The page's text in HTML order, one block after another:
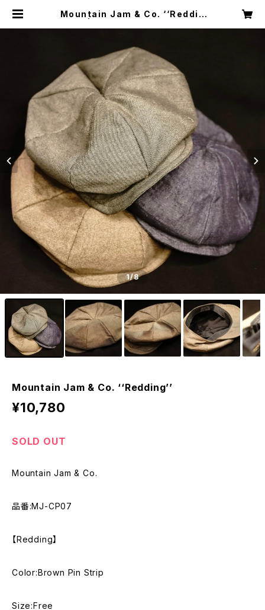
Mountain Jam & Co. ‘‘Reddin
1/8
Mountain Jam & Co. ‘‘Redding’’
¥10,780
SOLD OUT
Mountain Jam & Co.
品番:MJ-CP07
【Redding】
Color:Brown Pin Strip
Size:Free